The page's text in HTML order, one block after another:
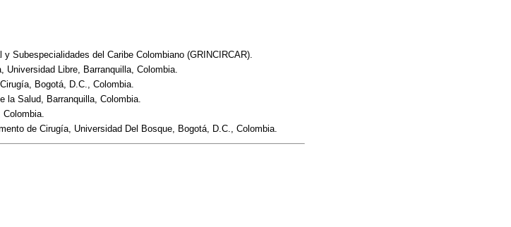
Subespecialidades del Caribe Colombiano (GRINCIRCAR).
Universidad Libre, Barranquilla, Colombia.
Bogotá, D.C., Colombia.
la Salud, Barranquilla, Colombia.
Colombia.
de Cirugía, Universidad Del Bosque, Bogotá, D.C., Colombia.